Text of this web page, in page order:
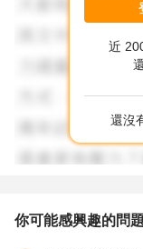
近
還沒
你可能感興趣的問題